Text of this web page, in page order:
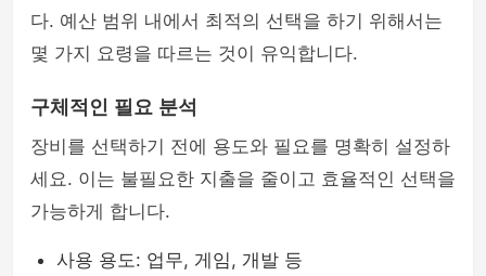
다. 예산 범위 내에서 최적의 선택을 하기 위해서는
몇 가지 요령을 따르는 것이 유익합니다.
구체적인 필요 분석
장비를 선택하기 전에 용도와 필요를 명확히 설정하
세요. 이는 불필요한 지출을 줄이고 효율적인 선택을
가능하게 합니다.
사용 용도: 업무, 게임, 개발 등